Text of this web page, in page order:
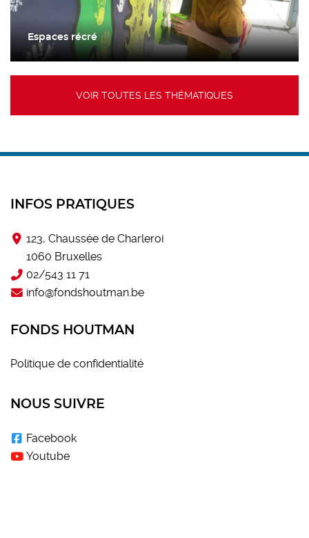
Espaces récré
VOIR TOUTES LES THÉMATIQUES
INFOS PRATIQUES
123, Chaussée de Charleroi
1060 Bruxelles
02/543 11 71
info@fondshoutman.be
FONDS HOUTMAN
Politique de confidentialité
NOUS SUIVRE
Facebook
Youtube